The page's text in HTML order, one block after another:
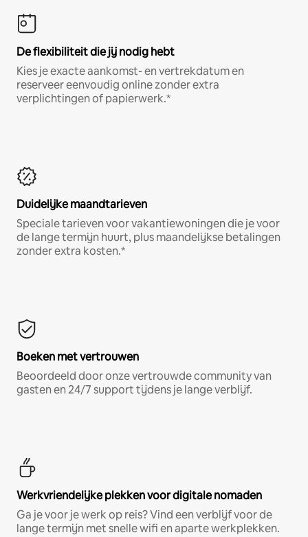
De flexibiliteit die jij nodig hebt
Kies je exacte aankomst- en vertrekdatum en
reserveer eenvoudig online zonder extra
verplichtingen of papierwerk.*
Duidelijke maandtarieven
Speciale tarieven voor vakantiewoningen die je voor
de lange termijn huurt, plus maandelijkse betalingen
zonder extra kosten.*
Boeken met vertrouwen
Beoordeeld door onze vertrouwde community van
gasten en 24/7 support tijdens je lange verblijf.
Werkvriendelijke plekken voor digitale nomaden
Ga je voor je werk op reis? Vind een verblijf voor de
lange termijn met snelle wifi en aparte werkplekken.